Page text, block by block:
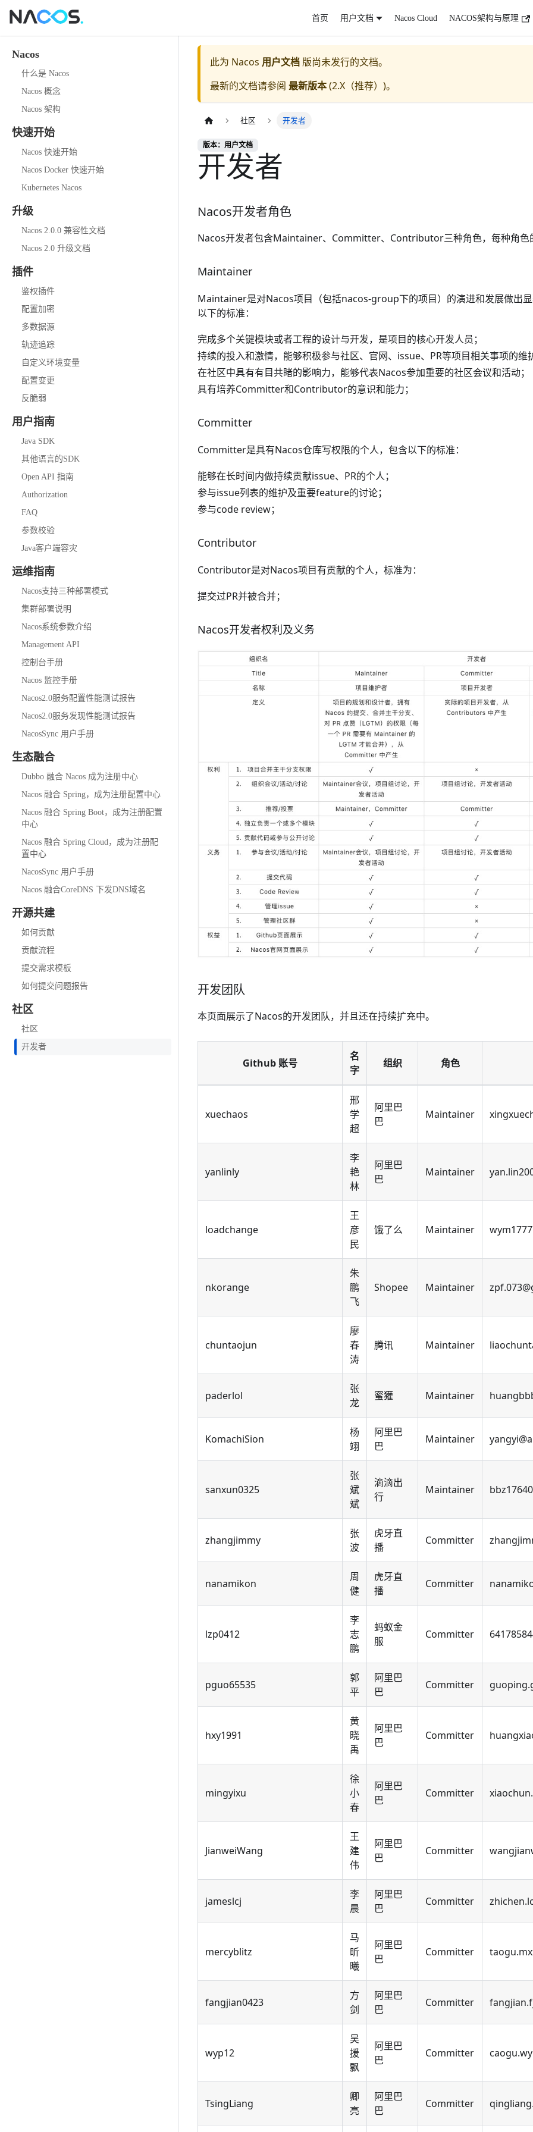
首页 用户文档 Nacos Cloud NACOS架构与原理
Nacos
什么是 Nacos
Nacos 概念
Nacos 架构
快速开始
Nacos 快速开始
Nacos Docker 快速开始
Kubernetes Nacos
升级
Nacos 2.0.0 兼容性文档
Nacos 2.0 升级文档
插件
鉴权插件
配置加密
多数据源
轨迹追踪
自定义环境变量
配置变更
反脆弱
用户指南
Java SDK
其他语言的SDK
Open API 指南
Authorization
FAQ
参数校验
Java客户端容灾
运维指南
Nacos支持三种部署模式
集群部署说明
Nacos系统参数介绍
Management API
控制台手册
Nacos 监控手册
Nacos2.0服务配置性能测试报告
Nacos2.0服务发现性能测试报告
NacosSync 用户手册
生态融合
Dubbo 融合 Nacos 成为注册中心
Nacos 融合 Spring，成为注册配置中心
Nacos 融合 Spring Boot，成为注册配置
中心
Nacos 融合 Spring Cloud，成为注册配
置中心
NacosSync 用户手册
Nacos 融合CoreDNS 下发DNS域名
开源共建
如何贡献
贡献流程
提交需求模板
如何提交问题报告
社区
社区
开发者
此为 Nacos 用户文档 版尚未发行的文档。
最新的文档请参阅 最新版本(2.X（推荐） )。
社区 开发者
版本：用户文档
开发者
Nacos开发者角色
Nacos开发者包含Maintainer、Committer、Contributor三种角色，每种角色
Maintainer
Maintainer是对Nacos项目（包括nacos-group下的项目）的演进和发展做出
以下的标准：
完成多个关键模块或者工程的设计与开发，是项目的核心开发人员；
持续的投入和激情，能够积极参与社区、官网、issue、PR等项目相关事项的维
在社区中具有有目共睹的影响力，能够代表Nacos参加重要的社区会议和活动；
具有培养Committer和Contributor的意识和能力；
Committer
Committer是具有Nacos仓库写权限的个人，包含以下的标准：
能够在长时间内做持续贡献issue、PR的个人；
参与issue列表的维护及重要feature的讨论；
参与code review；
Contributor
Contributor是对Nacos项目有贡献的个人，标准为：
提交过PR并被合并；
Nacos开发者权利及义务
开发团队
本页面展示了Nacos的开发团队，并且还在持续扩充中。
Github 账号
名
字
组织 角色
xuechaos
邢
学
超
阿里巴
巴
Maintainer
yanlinly
李
艳
林
阿里巴
巴
Maintainer
loadchange
王
彦
民
饿了么 Maintainer
nkorange
朱
鹏
飞
Shopee Maintainer
chuntaojun
廖
春
涛
腾讯 Maintainer
paderlol
张
龙
蜜獾 Maintainer
KomachiSion
杨
翊
阿里巴
巴
Maintainer
sanxun0325
张
斌
斌
滴滴出
行
Maintainer
zhangjimmy
张
波
虎牙直
播
Committer
nanamikon
周
健
虎牙直
播
Committer
lzp0412
李
志
鹏
蚂蚁金
服
Committer
pguo65535
郭
平
阿里巴
巴
Committer
hxy1991
黄
晓
禹
阿里巴
巴
Committer
mingyixu
徐
小
春
阿里巴
巴
Committer
JianweiWang
王
建
伟
阿里巴
巴
Committer
jameslcj
李
晨
阿里巴
巴
Committer
mercyblitz
马
昕
曦
阿里巴
巴
Committer
fangjian0423
方
剑
阿里巴
巴
Committer
wyp12
吴
援
飘
阿里巴
巴
Committer
TsingLiang
卿
亮
阿里巴
巴
Committer